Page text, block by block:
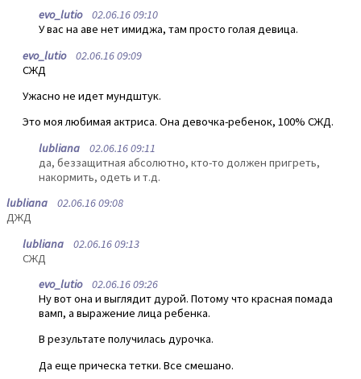
evo_lutio02.06.16 09:10
У вас на аве нет имиджа, там просто голая девица.
evo_lutio02.06.16 09:09
СЖД
Ужасно не идет мундштук.
Это моя любимая актриса. Она девочка-ребенок, 100% СЖД.
lubliana 02.06.16 09:11
да, беззащитная абсолютно, кто-то должен пригреть,
накормить, одеть и т.д.
lubliana 02.06.16 09:08
ДЖД
lubliana 02.06.16 09:13
СЖД
evo_lutio02.06.16 09:26
Ну вот она и выглядит дурой. Потому что красная помада
вамп, а выражение лица ребенка.
В результате получилась дурочка.
Да еще прическа тетки. Все смешано.